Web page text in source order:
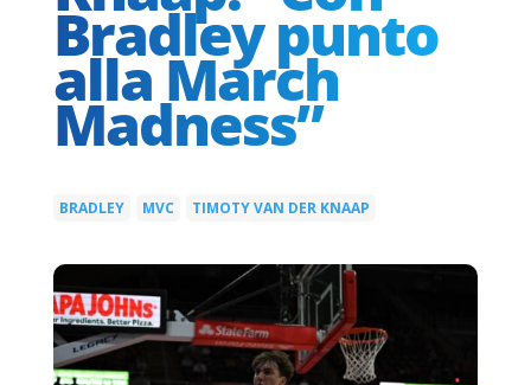
Bradley punto
alla March
Madness”
BRADLEY MVC TIMOTY VAN DER KNAAP